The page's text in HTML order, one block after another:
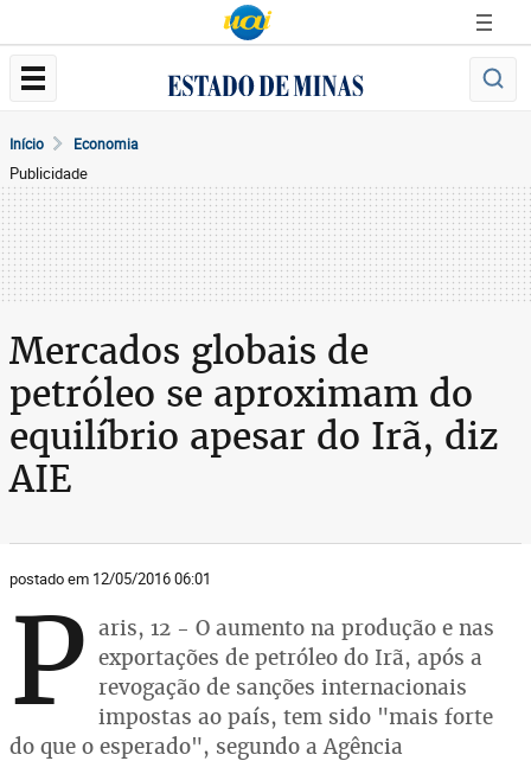
Início Economia
Publicidade
Mercados globais de
petróleo se aproximam do
equilíbrio apesar do Irã, diz
AIE
postado em 12/05/2016 06:01
P aris, 12 - O aumento na produção e nas
exportações de petróleo do Irã, após a
revogação de sanções internacionais
impostas ao país, tem sido "mais forte
do que o esperado", segundo a Agência